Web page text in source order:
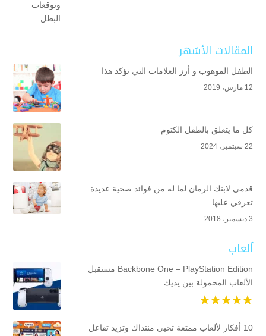
المقالات الأشهر
الطفل الموهوب و أرز العلامات التي تؤكد هذا
12 مارس، 2019
كل ما يتعلق بالطفل الكتوم
22 سبتمبر، 2024
قدمي لابنك الرمان لما له من فوائد صحية عديدة..
تعرفي عليها
3 ديسمبر، 2018
ألعاب
Backbone One – PlayStation Edition مستقبل
الألعاب المحمولة بين يديك
10 أفكار لألعاب ممتعة تحيي منتداك وتزيد تفاعل